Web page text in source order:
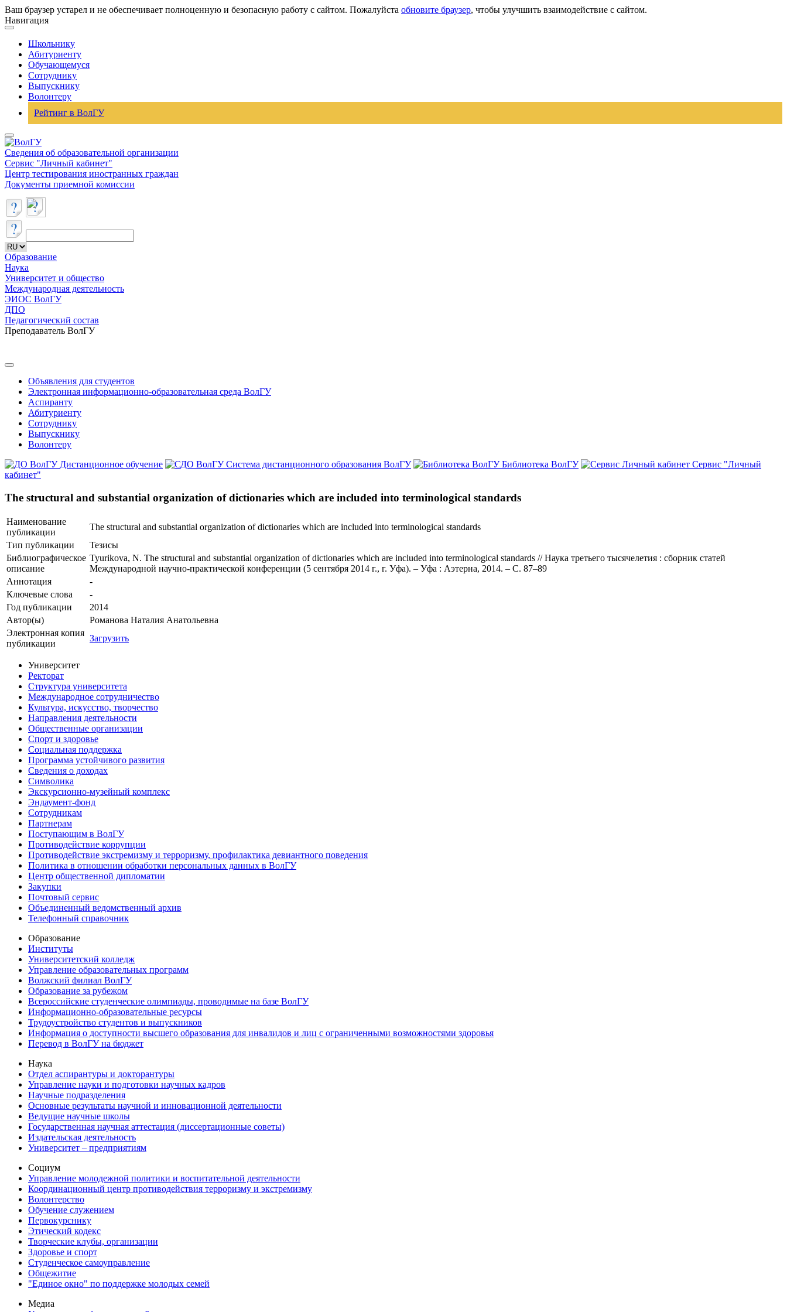
Ваш браузер устарел и не обеспечивает полноценную и безопасную работу с сайтом. Пожалуйста обновите браузер, чтобы улучшить взаимодействие с сайтом.
Навигация
Школьнику
Абитуриенту
Обучающемуся
Сотруднику
Выпускнику
Волонтеру
Рейтинг в ВолГУ
Сведения об образовательной организации
Сервис "Личный кабинет"
Центр тестирования иностранных граждан
Документы приемной комиссии
Образование
Наука
Университет и общество
Международная деятельность
ЭИОС ВолГУ
ДПО
Педагогический состав
Преподаватель ВолГУ
Объявления для студентов
Электронная информационно-образовательная среда ВолГУ
Аспиранту
Абитуриенту
Сотруднику
Выпускнику
Волонтеру
Дистанционное обучение
Система дистанционного образования ВолГУ Библиотека ВолГУ
Сервис "Личный
кабинет"
The structural and substantial organization of dictionaries which are included into terminological standards
Наименование
публикации
The structural and substantial organization of dictionaries which are included into terminological standards
Тип публикации
Тезисы
Библиографическое
описание
Tyurikova, N. The structural and substantial organization of dictionaries which are included into terminological standards // Наука третьего тысячелетия : сборник статей
Международной научно-практической конференции (5 сентября 2014 г., г. Уфа). – Уфа : Аэтерна, 2014. – С. 87–89
Аннотация
-
Ключевые cлова
-
Год публикации
2014
Автор(ы)
Романова Наталия Анатольевна
Электронная копия
публикации
Загрузить
Университет
Ректорат
Структура университета
Международное сотрудничество
Культура, искусство, творчество
Направления деятельности
Общественные организации
Спорт и здоровье
Социальная поддержка
Программа устойчивого развития
Сведения о доходах
Символика
Экскурсионно-музейный комплекс
Эндаумент-фонд
Сотрудникам
Партнерам
Поступающим в ВолГУ
Противодействие коррупции
Противодействие экстремизму и терроризму, профилактика девиантного поведения
Политика в отношении обработки персональных данных в ВолГУ
Центр общественной дипломатии
Закупки
Почтовый сервис
Объединенный ведомственный архив
Телефонный справочник
Образование
Институты
Университетский колледж
Управление образовательных программ
Волжский филиал ВолГУ
Образование за рубежом
Всероссийские студенческие олимпиады, проводимые на базе ВолГУ
Информационно-образовательные ресурсы
Трудоустройство студентов и выпускников
Информация о доступности высшего образования для инвалидов и лиц с ограниченными возможностями здоровья
Перевод в ВолГУ на бюджет
Наука
Отдел аспирантуры и докторантуры
Управление науки и подготовки научных кадров
Научные подразделения
Основные результаты научной и инновационной деятельности
Ведущие научные школы
Государственная научная аттестация (диссертационные советы)
Издательская деятельность
Университет – предприятиям
Социум
Управление молодежной политики и воспитательной деятельности
Координационный центр противодействия терроризму и экстремизму
Волонтерство
Обучение служением
Первокурснику
Этический кодекс
Творческие клубы, организации
Здоровье и спорт
Студенческое самоуправление
Общежитие
"Единое окно" по поддержке молодых семей
Медиа